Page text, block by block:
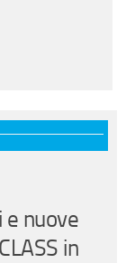
e nuove
in